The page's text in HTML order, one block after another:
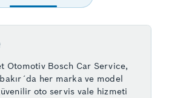
Otomotiv Bosch Car Service,
her marka ve model
oto servis vale hizmeti